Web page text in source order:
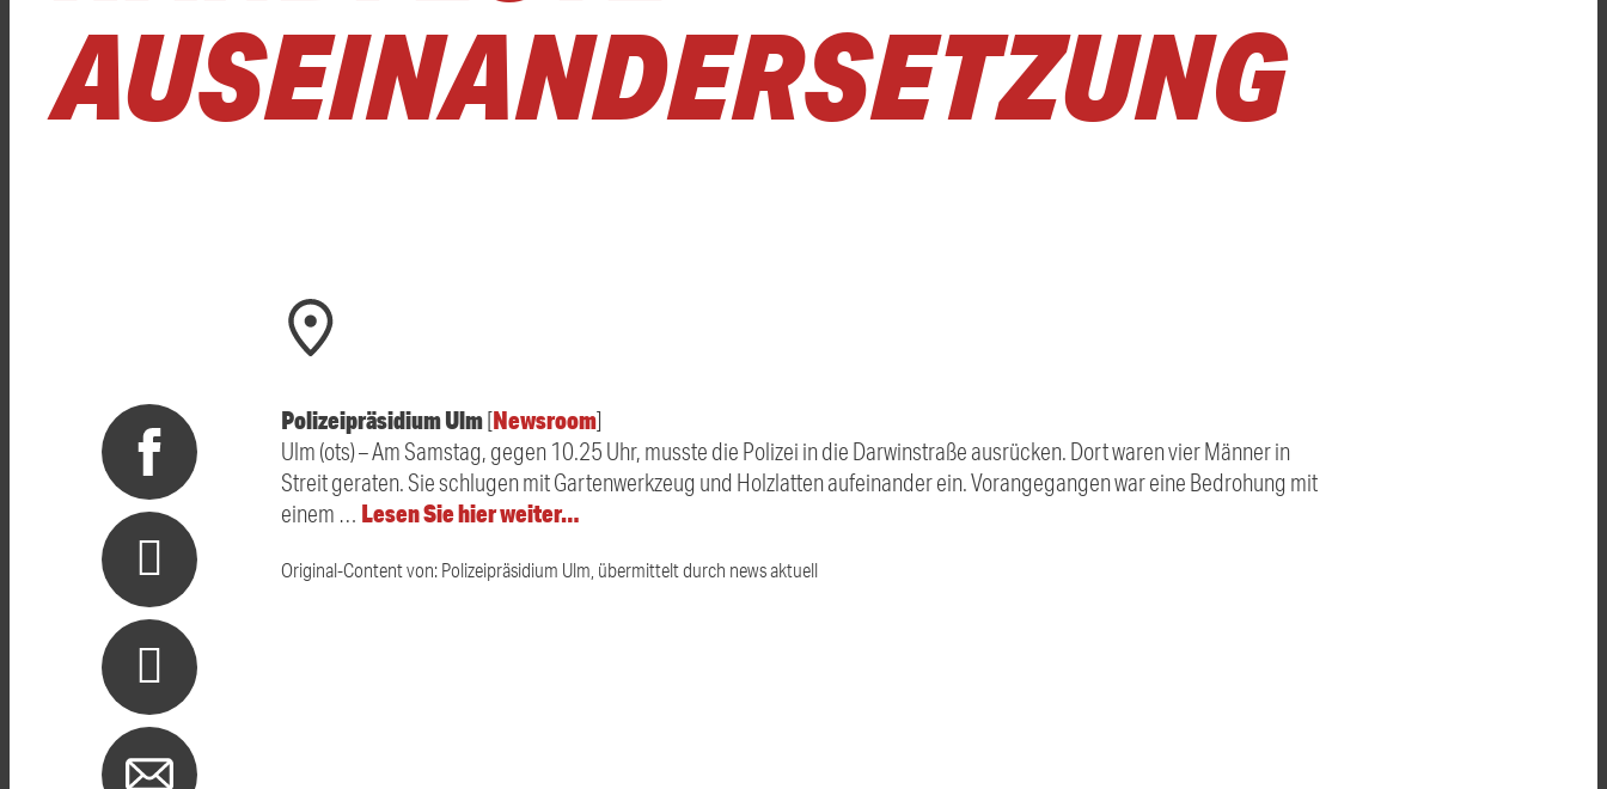
AUSEINANDERSETZUNG
Polizeipräsidium Ulm[Newsroom]
Ulm (ots) – Am Samstag, gegen 10.25 Uhr, musste die Polizei in die Darwinstraße ausrücken. Dort waren vier Männer in
Streit geraten. Sie schlugen mit Gartenwerkzeug und Holzlatten aufeinander ein. Vorangegangen war eine Bedrohung mit
einem … Lesen Sie hier weiter…
Original-Content von: Polizeipräsidium Ulm, übermittelt durch news aktuell